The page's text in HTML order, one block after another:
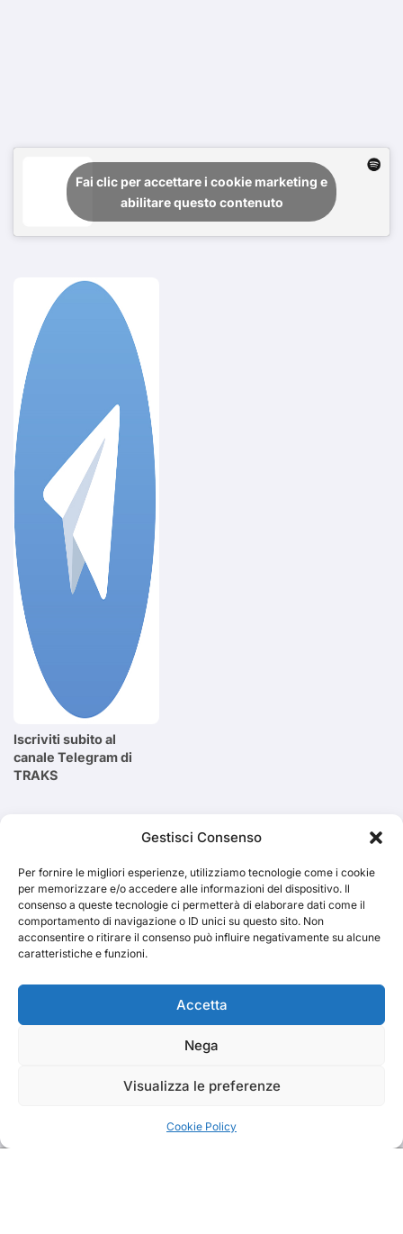
Gestisci Consenso
Per fornire le migliori esperienze, utilizziamo tecnologie come i cookie
per memorizzare e/o accedere alle informazioni del dispositivo. Il
consenso a queste tecnologie ci permetterà di elaborare dati come il
comportamento di navigazione o ID unici su questo sito. Non
acconsentire o ritirare il consenso può influire negativamente su alcune
caratteristiche e funzioni.
Accetta
Nega
Visualizza le preferenze
Cookie Policy
Fai clic per accettare i cookie marketing e
abilitare questo contenuto
Iscriviti subito al
canale Telegram di
TRAKS
Cerca
TRAKS
Dal 2014 musica indipendente ed emergente